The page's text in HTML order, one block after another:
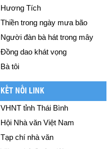
Hương Tích
Thiền trong ngày mưa bão
Người đàn bà hát trong mây
Đồng dao khát vọng
Bà tôi
KẾT NỐI LINK
VHNT tỉnh Thái Bình
Hội Nhà văn Việt Nam
Tạp chí nhà văn